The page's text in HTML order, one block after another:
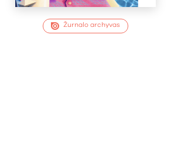
Žurnalo archyvas